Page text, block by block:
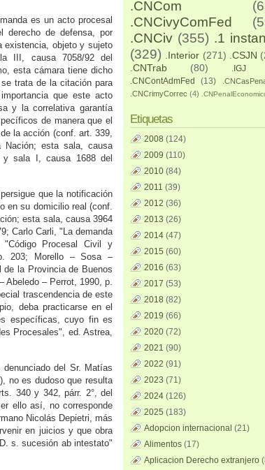
es un acto procesal
derecho de defensa, por
existencia, objeto y sujeto
III, causa 7058/92 del
esta cámara tiene dicho
trata de la citación para
que este acto
y la correlativa garantía
de manera que el
la acción (conf. art. 339,
Nación; esta sala, causa
y sala I, causa 1688 del
que la notificación
en su domicilio real (conf.
esta sala, causa 3964
Carlo Carli, "La demanda
Procesal Civil y
203; Morello – Sosa –
la Provincia de Buenos
Abeledo – Perrot, 1990, p.
trascendencia de este
deba practicarse en el
específicas, cuyo fin es
Procesales", ed. Astrea,
del Sr. Matías
no es dudoso que resulta
340 y 342, párr. 2°, del
ello así, no corresponde
Nicolás Depietri, más
en juicios y que obra
s. sucesión ab intestato"
.CNCom
.CNCivyComFed
.CNCiv (355) .1
(329)
.Interior (271) .CSJN
.CNTrab
(80) .IGJ
.CNContAdmFed
(13)
.CNCrimyCorrec (4)
Etiquetas
2008 (124)
2009 (110)
2010 (84)
2011 (39)
2012 (36)
2013 (26)
2014 (47)
2015 (60)
2016 (63)
2017 (53)
2018 (82)
2019 (66)
2020 (72)
2021 (90)
2022 (91)
2023 (71)
2024 (126)
2025 (183)
Adopcion internacional (21)
Alimentos (17)
Aplicacion Derecho extranjero